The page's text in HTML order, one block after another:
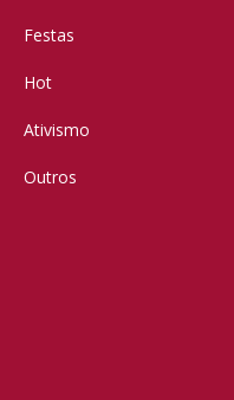
Festas
Hot
Ativismo
Outros